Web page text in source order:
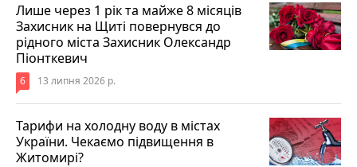
Лише через 1 рік та майже 8 місяців
Захисник на Щиті повернувся до
рідного міста Захисник Олександр
Піонткевич
6 13 липня 2026 р.
Тарифи на холодну воду в містах
України. Чекаємо підвищення в
Житомирі?